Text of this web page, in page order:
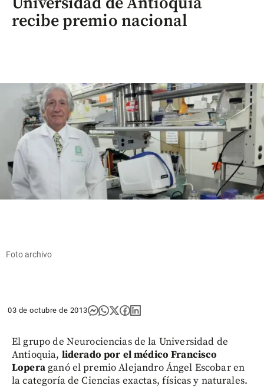
recibe premio nacional
Foto archivo
03 de octubre de 2013
El grupo de Neurociencias de la Universidad de
Antioquia, liderado por el médico Francisco
Loperaganó el premio Alejandro Ángel Escobar en
la categoría de Ciencias exactas, físicas y naturales.